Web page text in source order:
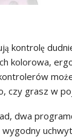
kontrolę
kolorowa,
czy grasz w
dwa